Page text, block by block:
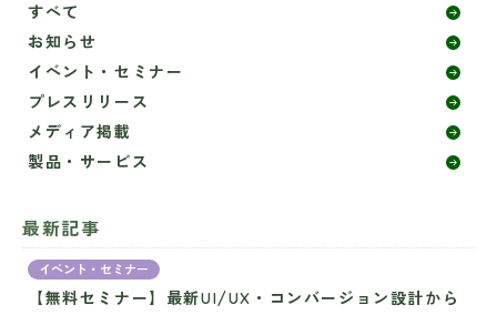
すべて
お知らせ
イベント・セミナー
プレスリリース
メディア掲載
製品・サービス
最新記事
イベント・セミナー
【無料セミナー】最新UI/UX・コンバージョン設計から